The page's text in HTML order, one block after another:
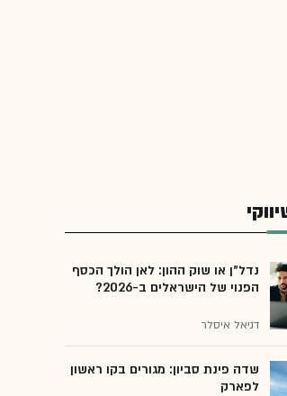
נדל"ן או שוק ההון: לאן הולך הכסף
הפנוי של הישראלים ב-2026?
דניאל איסלר
שדה פינת סביון: מגורים בקו ראשון
לפארק